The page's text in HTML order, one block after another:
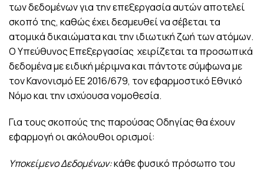
των δεδομένων για την επεξεργασία αυτών αποτελεί
σκοπό της, καθώς έχει δεσμευθεί να σέβεται τα
ατομικά δικαιώματα και την ιδιωτική ζωή των ατόμων.
Ο Υπεύθυνος Επεξεργασίας χειρίζεται τα προσωπικά
δεδομένα με ειδική μέριμνα και πάντοτε σύμφωνα με
τον Κανονισμό ΕΕ 2016/679, τον εφαρμοστικό Εθνικό
Νόμο και την ισχύουσα νομοθεσία.
Για τους σκοπούς της παρούσας Οδηγίας θα έχουν
εφαρμογή οι ακόλουθοι ορισμοί:
Υποκείμενο Δεδομένων:κάθε φυσικό πρόσωπο του